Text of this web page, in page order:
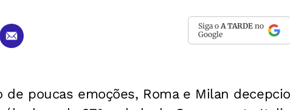
Siga o A TARDE no
Google
de poucas emoções, Roma e Milan